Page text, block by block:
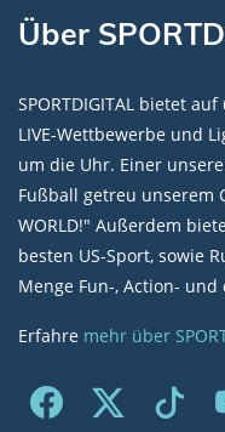
Über
SPORTDIGITAL bietet
LIVE-Wettbewerbe und
um die Uhr. Einer
Fußball getreu unserem
WORLD!" Außerdem
besten US-Sport, sowie
Menge Fun-, Action- und
Erfahre mehr über